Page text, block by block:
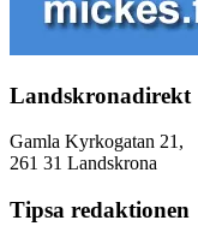
Landskronadirekt
Gamla Kyrkogatan 21,
261 31 Landskrona
Tipsa redaktionen